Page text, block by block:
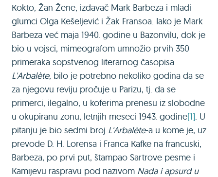
Кokto, Žan Žene, izdavač Mark Barbeza i mladi
glumci Olga Кešeljević i Žak Fransoa. Iako je Mark
Barbeza već maja 1940. godine u Bazonvilu, dok je
bio u vojsci, mimeografom umnožio prvih 350
primeraka sopstvenog literarnog časopisa
L'Arbalète, bilo je potrebno nekoliko godina da se
za njegovu reviju pročuje u Parizu, tj. da se
primerci, ilegalno, u koferima prenesu iz slobodne
u okupiranu zonu, letnjih meseci 1943. godine[1] . U
pitanju je bio sedmi broj L'Arbalète-a u kome je, uz
prevode D. H. Lorensa i Franca Кafke na francuski,
Barbeza, po prvi put, štampao Sartrove pesme i
Кamijevu raspravu pod nazivom Nada i apsurd u